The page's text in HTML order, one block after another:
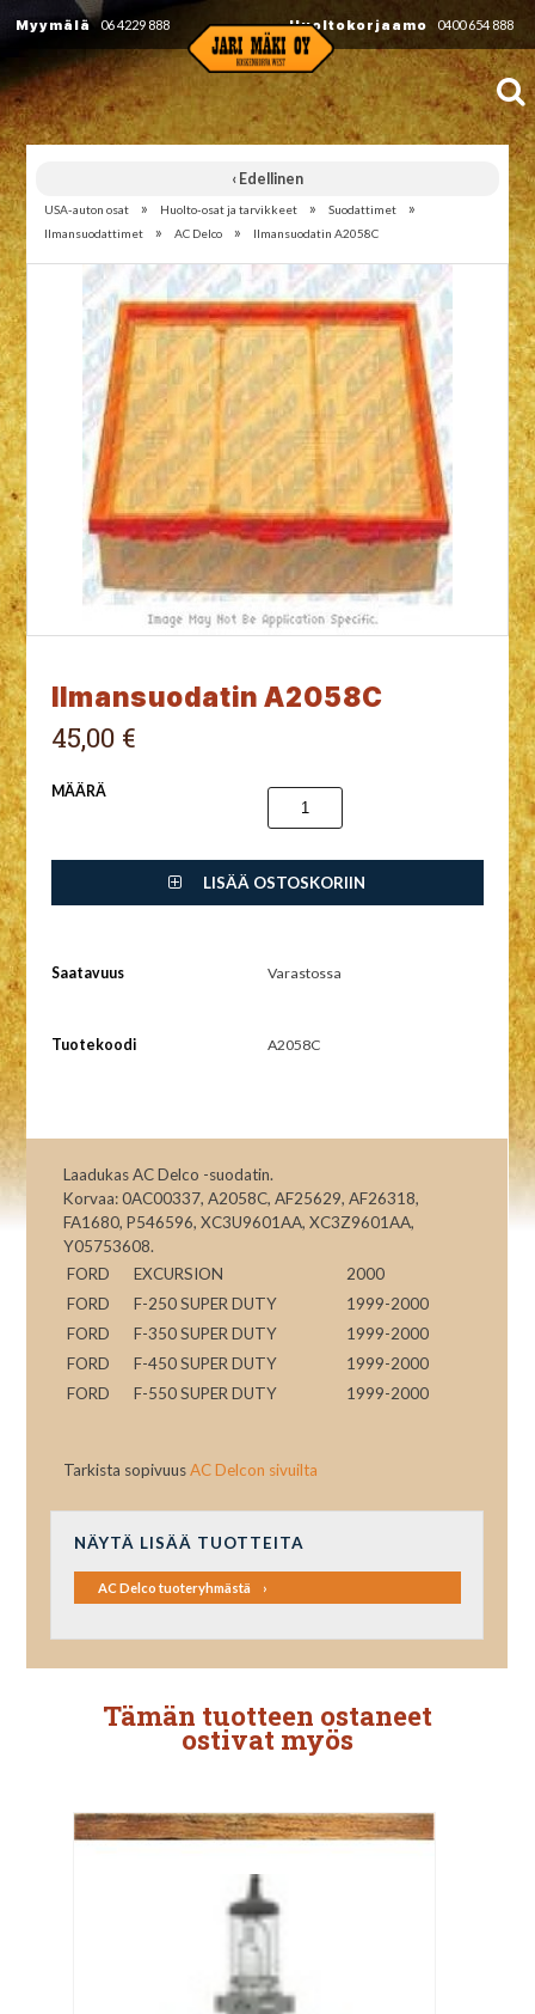
Myymälä 06 4229 888 Huoltokorjaamo 0400 654 888
‹ Edellinen
USA-auton osat » Huolto-osat ja tarvikkeet » Suodattimet »
Ilmansuodattimet » AC Delco » Ilmansuodatin A2058C
Ilmansuodatin A2058C
45,00 €
MÄÄRÄ
LISÄÄ OSTOSKORIIN
Saatavuus Varastossa
Tuotekoodi A2058C
Laadukas AC Delco -suodatin.
Korvaa: 0AC00337, A2058C, AF25629, AF26318,
FA1680, P546596, XC3U9601AA, XC3Z9601AA,
Y05753608.
FORD
EXCURSION
2000
FORD
F-250 SUPER DUTY
1999-2000
FORD
F-350 SUPER DUTY
1999-2000
FORD
F-450 SUPER DUTY
1999-2000
FORD
F-550 SUPER DUTY 1999-2000
Tarkista sopivuusAC Delcon sivuilta
NÄYTÄ LISÄÄ TUOTTEITA
AC Delco tuoteryhmästä
Tämän tuotteen ostaneet
ostivat myös